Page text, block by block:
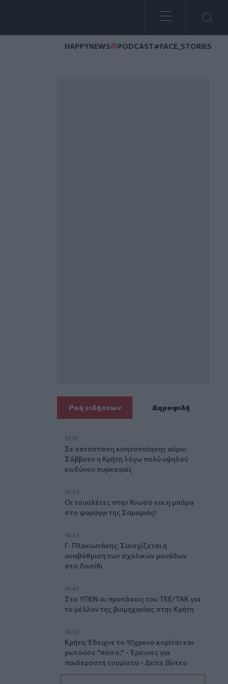
HAPPYNEWS PODCAST#FACE_STORIES
Ροή ειδήσεων Δημοφιλή
17:10
Σε κατάσταση κινητοποίησης αύριο
Σάββατο η Κρήτη λόγω πολύ υψηλού
κινδύνου πυρκαγιάς
16:55
Οι τουαλέτες στην Κνωσό και η μπάρα
στο φαράγγι της Σαμαριάς!
16:51
Γ. Πλακιωτάκης: Συνεχίζεται η
αναβάθμιση των σχολικών μονάδων
στο Λασίθι
16:41
Στο ΥΠΕΝ οι προτάσεις του ΤΕΕ/ΤΑΚ για
το μέλλον της βιομηχανίας στην Κρήτη
16:37
Κρήτη: Έδειχνε το 10χρονο κορίτσι και
ρωτούσε "πόσο;" - Έρευνες για
παιδεραστή τουρίστα - Δείτε βίντεο